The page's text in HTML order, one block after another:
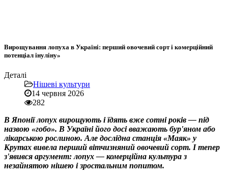
Вирощування лопуха в Україні: перший овочевий сорт і комерційний
потенціал інуліну»
Деталі
Нішеві культури
14 червня 2026
282
В Японії лопух вирощують і їдять вже сотні років — під
назвою «гобо». В Україні його досі вважають бур'яном або
лікарською рослиною. Але дослідна станція «Маяк» у
Крутах вивела перший вітчизняний овочевий сорт. І тепер
з'явився аргумент: лопух — комерційна культура з
незайнятою нішею і зростальним попитом.